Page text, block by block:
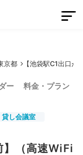
る
京都 【池袋駅C1出口
ー 料金・プラン
貸し会議室
】（高速WiFi